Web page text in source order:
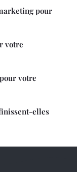
pour
votre
votre
elles